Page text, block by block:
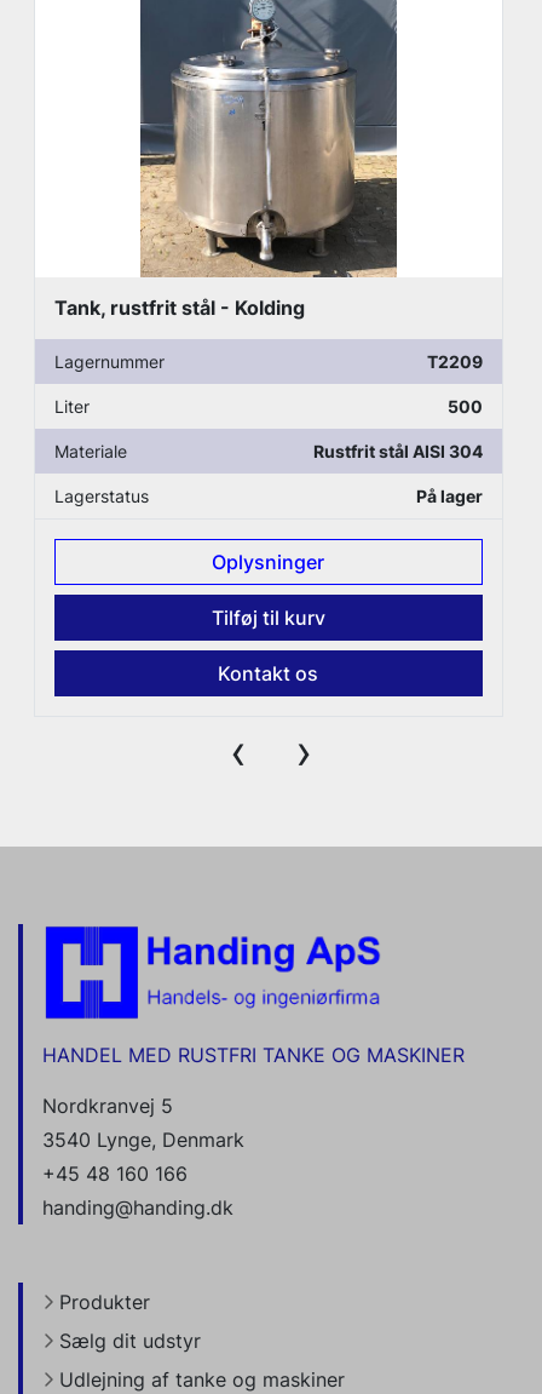
Tank, rustfrit stål - Kolding
Lagernummer T2209
Liter 500
Materiale Rustfrit stål AISI 304
Lagerstatus På lager
Oplysninger
Tilføj til kurv
Kontakt os
‹ ›
HANDEL MED RUSTFRI TANKE OG MASKINER
Nordkranvej 5
3540 Lynge, Denmark
+45 48 160 166
handing@handing.dk
Produkter
Sælg dit udstyr
Udlejning af tanke og maskiner